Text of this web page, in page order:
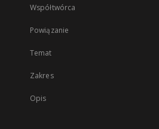
Współtwórca
Powiązanie
Temat
Zakres
Opis